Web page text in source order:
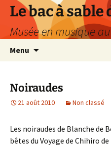
Le bac à sable
Musée en musique
Menu
Noiraudes
21 août 2010 Non classé
Les noiraudes de Blanche de
bêtes du Voyage de Chihiro